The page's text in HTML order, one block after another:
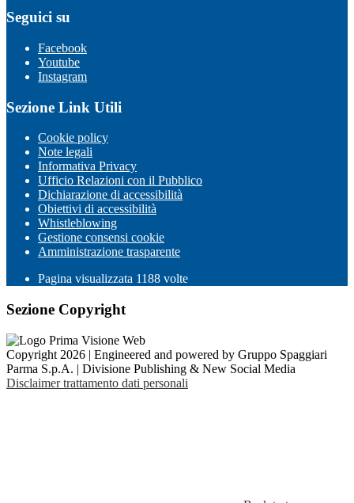
Seguici su
Facebook
Youtube
Instagram
Sezione Link Utili
Cookie policy
Note legali
Informativa Privacy
Ufficio Relazioni con il Pubblico
Dichiarazione di accessibilità
Obiettivi di accessibilità
Whistleblowing
Gestione consensi cookie
Amministrazione trasparente
Pagina visualizzata 1188 volte
Sezione Copyright
Copyright 2026 | Engineered and powered by Gruppo Spaggiari
Parma S.p.A. | Divisione Publishing & New Social Media
Disclaimer trattamento dati personali